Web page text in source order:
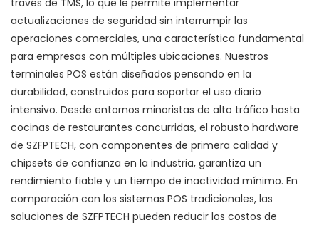
través de TMS, lo que le permite implementar
actualizaciones de seguridad sin interrumpir las
operaciones comerciales, una característica fundamental
para empresas con múltiples ubicaciones. Nuestros
terminales POS están diseñados pensando en la
durabilidad, construidos para soportar el uso diario
intensivo. Desde entornos minoristas de alto tráfico hasta
cocinas de restaurantes concurridas, el robusto hardware
de SZFPTECH, con componentes de primera calidad y
chipsets de confianza en la industria, garantiza un
rendimiento fiable y un tiempo de inactividad mínimo. En
comparación con los sistemas POS tradicionales, las
soluciones de SZFPTECH pueden reducir los costos de